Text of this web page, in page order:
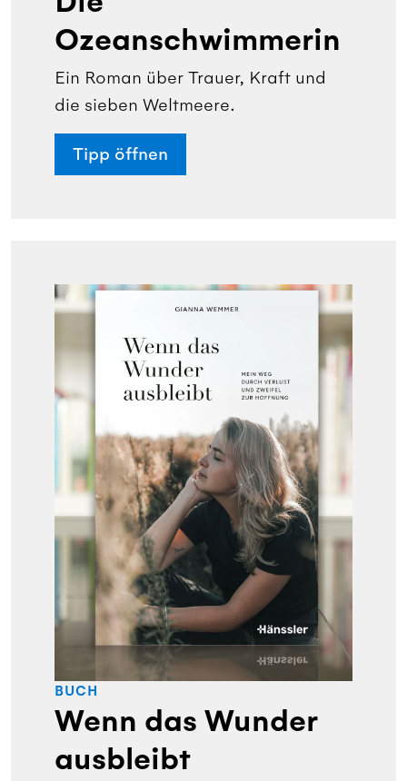
Ozeanschwimmerin
Ein Roman über Trauer, Kraft und
die sieben Weltmeere.
Tipp öffnen
BUCH
Wenn das Wunder
ausbleibt